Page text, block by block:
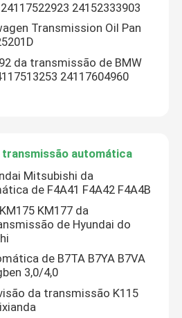
24152333903
Transmission Oil Pan
da transmissão de BMW
24117604960
automática
Mitsubishi da
de F4A41 F4A42 F4A4B
KM177 da
de Hyundai do
de B7TA B7YA B7VA
3,0/4,0
da transmissão K115